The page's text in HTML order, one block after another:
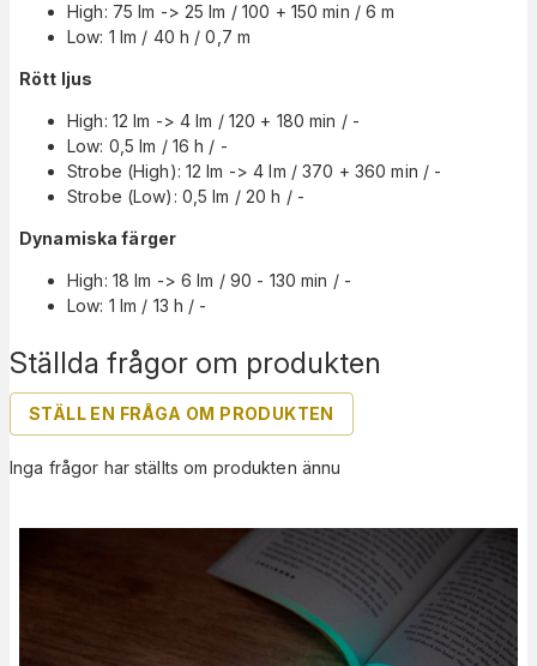
Ställda frågor om produkten
STÄLL EN FRÅGA OM PRODUKTEN
Inga frågor har ställts om produkten ännu
High: 75 lm -> 25 lm / 100 + 150 min / 6 m
Low: 1 lm / 40 h / 0,7 m
Rött ljus
High: 12 lm -> 4 lm / 120 + 180 min / -
Low: 0,5 lm / 16 h / -
Strobe (High): 12 lm -> 4 lm / 370 + 360 min / -
Strobe (Low): 0,5 lm / 20 h / -
Dynamiska färger
High: 18 lm -> 6 lm / 90 - 130 min / -
Low: 1 lm / 13 h / -